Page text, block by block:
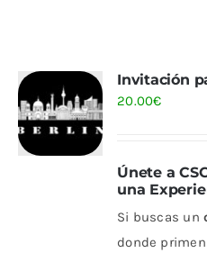
Invitación
20.00€
Únete a
una
Si buscas un
donde